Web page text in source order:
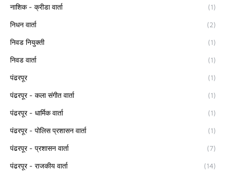
नाशिक - क्रीडा वार्ता (1)
निधन वार्ता (2)
निवड नियुक्ती (1)
निवड वार्ता (1)
पंढरपूर (1)
पंढरपूर - कला संगीत वार्ता (1)
पंढरपूर - धार्मिक वार्ता (1)
पंढरपूर - पोलिस प्रशासन वार्ता (1)
पंढरपूर - प्रशासन वार्ता (7)
पंढरपूर - राजकीय वार्ता (14)